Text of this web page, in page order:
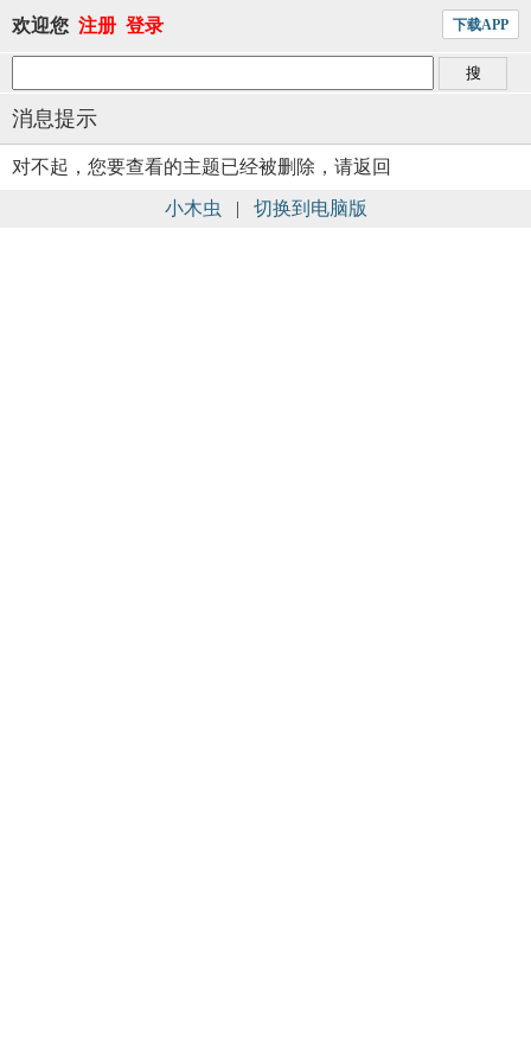
欢迎您 注册 登录 下载APP
消息提示
对不起，您要查看的主题已经被删除，请返回
小木虫 | 切换到电脑版